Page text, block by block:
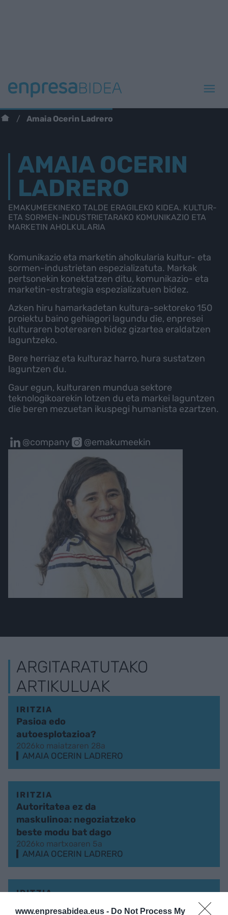
www.enpresabidea.eus - Do Not Process My
Amaia Ocerin Ladrero
AMAIA OCERIN
LADRERO
EMAKUMEEKINEKO TALDE ERAGILEKO KIDEA. KULTUR-
ETA SORMEN-INDUSTRIETARAKO KOMUNIKAZIO ETA
MARKETIN AHOLKULARIA
Komunikazio eta marketin aholkularia kultur- eta
sormen-industrietan espezializatuta. Markak
pertsonekin konektatzen ditu, komunikazio- eta
marketin-estrategia espezializatuen bidez.
Azken hiru hamarkadetan kultura-sektoreko 150
proiektu baino gehiagori lagundu die, enpresei
kulturaren boterearen bidez gizartea eraldatzen
laguntzeko.
Bere herriaz eta kulturaz harro, hura sustatzen
laguntzen du.
Gaur egun, kulturaren mundua sektore
teknologikoarekin lotzen du eta markei laguntzen
die beren mezuetan ikuspegi humanista ezartzen.
@company @emakumeekin
ARGITARATUTAKO
ARTIKULUAK
IRITZIA
Pasioa edo
autoesplotazioa?
2026ko maiatzaren 28a
AMAIA OCERIN LADRERO
IRITZIA
Autoritatea ez da
maskulinoa: negoziatzeko
beste modu bat dago
2026ko martxoaren 5a
AMAIA OCERIN LADRERO
IRITZIA